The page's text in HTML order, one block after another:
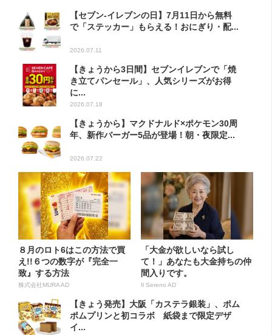
【セブン‐イレブンの日】7月11日から無料
で「ステッカー」もらえる！おにぎり・配...
2026.07.11
【きょうから3日間】セブンイレブンで「焼
き立てパンセール」、人気シリーズがお得
に...
2026.07.18
【きょうから】マクドナルド×ポケモン30周
年、新作バーガー5品が登場！朝・夜限定...
2026.07.22
８月のロト6はこの方法で買
え!!６つの数字が『完全一
致』する方法
株式会社MURA AD
「大金が欲しいなら試し
て！」あなたも大金持ちの仲
間入りです。
Il Sereno AD
【きょう発売】大阪「カステラ銀装」、ポム
ポムプリンと初コラボ 紙袋まで限定デザ
イ...